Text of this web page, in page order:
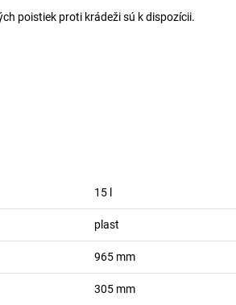
poistiek proti krádeži sú k dispozícii.
15 l
plast
965 mm
305 mm